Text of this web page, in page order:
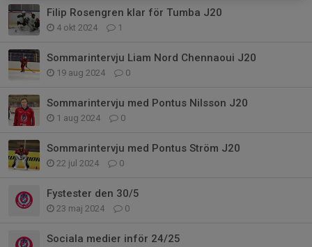
Filip Rosengren klar för Tumba J20
4 okt 2024 1
Sommarintervju Liam Nord Chennaoui J20
19 aug 2024 0
Sommarintervju med Pontus Nilsson J20
1 aug 2024 0
Sommarintervju med Pontus Ström J20
22 jul 2024 0
Fystester den 30/5
23 maj 2024 0
Sociala medier inför 24/25